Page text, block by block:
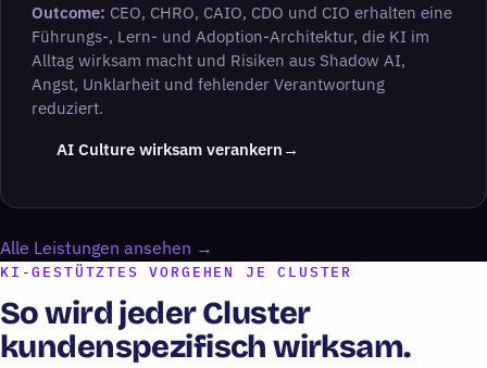
Outcome: CEO, CHRO, CAIO, CDO und CIO erhalten eine
Führungs-, Lern- und Adoption-Architektur, die KI im
Alltag wirksam macht und Risiken aus Shadow AI,
Angst, Unklarheit und fehlender Verantwortung
reduziert.
AI Culture wirksam verankern (öffnet LinkedIn in neuem
→
Alle Leistungen ansehen →
KI-GESTÜTZTES VORGEHEN JE CLUSTER
So wird jeder Cluster
kundenspezifisch wirksam.